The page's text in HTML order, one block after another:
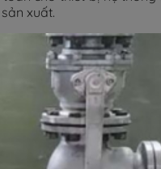
xuất.